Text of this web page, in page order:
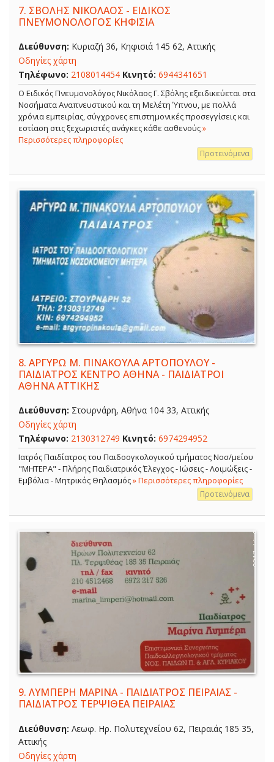
7. ΣΒΟΛΗΣ ΝΙΚΟΛΑΟΣ - ΕΙΔΙΚΟΣ
ΠΝΕΥΜΟΝΟΛΟΓΟΣ ΚΗΦΙΣΙΑ
Διεύθυνση: Κυριαζή 36, Κηφισιά 145 62, Αττικής
Οδηγίες χάρτη
Τηλέφωνο: 2108014454 Κινητό: 6944341651
O Ειδικός Πνευμονολόγος Νικόλαος Γ. Σβόλης εξειδικεύεται στα
Νοσήματα Αναπνευστικού και τη Μελέτη Ύπνου, με πολλά
χρόνια εμπειρίας, σύγχρονες επιστημονικές προσεγγίσεις και
εστίαση στις ξεχωριστές ανάγκες κάθε ασθενούς»
Περισσότερες πληροφορίες
Προτεινόμενα
8. ΑΡΓΥΡΩ Μ. ΠΙΝΑΚΟΥΛΑ ΑΡΤΟΠΟΥΛΟΥ -
ΠΑΙΔΙΑΤΡΟΣ ΚΕΝΤΡΟ ΑΘΗΝΑ - ΠΑΙΔΙΑΤΡΟΙ
ΑΘΗΝΑ ΑΤΤΙΚΗΣ
Διεύθυνση: Στουρνάρη, Αθήνα 104 33, Αττικής
Οδηγίες χάρτη
Τηλέφωνο: 2130312749 Κινητό: 6974294952
Ιατρός Παιδίατρος του Παιδοογκολογικού τμήματος Νοσ/μείου
"ΜΗΤΕΡΑ" - Πλήρης Παιδιατρικός Έλεγχος - Ιώσεις - Λοιμώξεις -
Εμβόλια - Μητρικός Θηλασμός» Περισσότερες πληροφορίες
Προτεινόμενα
9. ΛΥΜΠΕΡΗ ΜΑΡΙΝΑ - ΠΑΙΔΙΑΤΡΟΣ ΠΕΙΡΑΙΑΣ -
ΠΑΙΔΙΑΤΡΟΣ ΤΕΡΨΙΘΕΑ ΠΕΙΡΑΙΑΣ
Διεύθυνση: Λεωφ. Ηρ. Πολυτεχνείου 62, Πειραιάς 185 35,
Αττικής
Οδηγίες χάρτη